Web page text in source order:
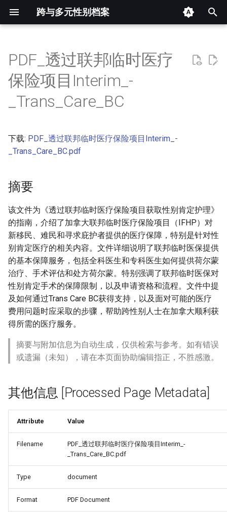
跨与多元性别档案
开
始
索
摘要
其他信息 [Processed Page
Metadata]
PDF_透过联邦临时医疗
保险项目Interim_-
_Trans_Care_BC
下载: PDF_透过联邦临时医疗保险项目Interim_-
_Trans_Care_BC.pdf
摘要
该文件为《透过联邦临时医疗保险项目获取性别肯定护理》
的指南，介绍了加拿大联邦临时医疗保险项目（IFHP）对
新移民、难民和寻求庇护者提供的医疗保障，特别是针对性
别肯定医疗的相关内容。文件详细说明了联邦临时医保提供
的基本保障服务，包括全科医生和专科医生如何提供荷尔蒙
治疗、手术评估和处方荷尔蒙。特别强调了联邦临时医保对
性别肯定手术的保障限制，以及申请资格和流程。文件中提
及如何通过Trans Care BC获得支持，以及面对可能的医疗
费用问题时应采取的步骤，帮助跨性别人士在加拿大顺利获
得所需的医疗服务。
摘要与附加信息为自动生成，仅供检索与参考。如有错误
或遗漏（未知），请在本页面协助编辑指正，不胜感激。
其他信息 [Processed Page Metadata]
Attribute Value
Filename
PDF_透过联邦临时医疗保险项目Interim_-
_Trans_Care_BC.pdf
Type document
Format PDF Document